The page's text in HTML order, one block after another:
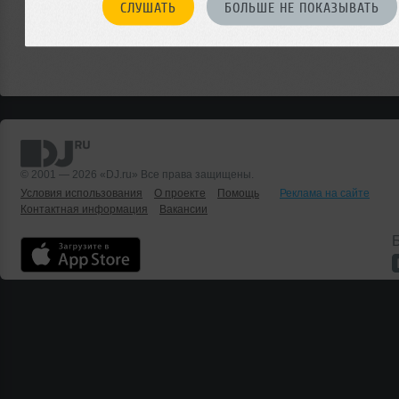
СЛУШАТЬ БОЛЬШЕ НЕ ПОКАЗЫВАТЬ
© 2001 — 2026 «DJ.ru» Все права защищены.
Условия использования
О проекте Помощь
Реклама на сайте
Контактная информация
Вакансии